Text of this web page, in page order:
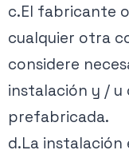
c.El fabricante
cualquier otra
considere
instalación y / u
prefabricada.
d.La